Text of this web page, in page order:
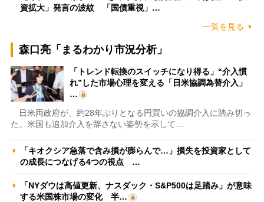
資拡大」発言の波紋 「国債重視」…
一覧を見る
森口亮「まるわかり市況分析」
「トレンド転換のスイッチになり得る」“介入慣
れ”した市場心理を変える「日米協調為替介入」
…
日米両政府が、約28年ぶりとなる円買いの協調介入に踏み切っ
た。米国も追加介入を辞さない姿勢を示して…
「キオクシア急落で含み損が膨らんで…」損失を投資家として
の成長につなげる4つの視点 …
「NYダウは高値更新、ナスダック・S&P500は足踏み」が意味
する米国株市場の変化 半…